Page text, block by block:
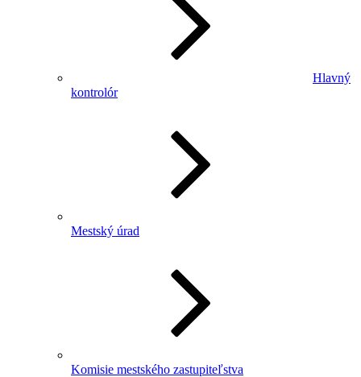
Hlavný
kontrolór
Mestský úrad
Komisie mestského zastupiteľstva